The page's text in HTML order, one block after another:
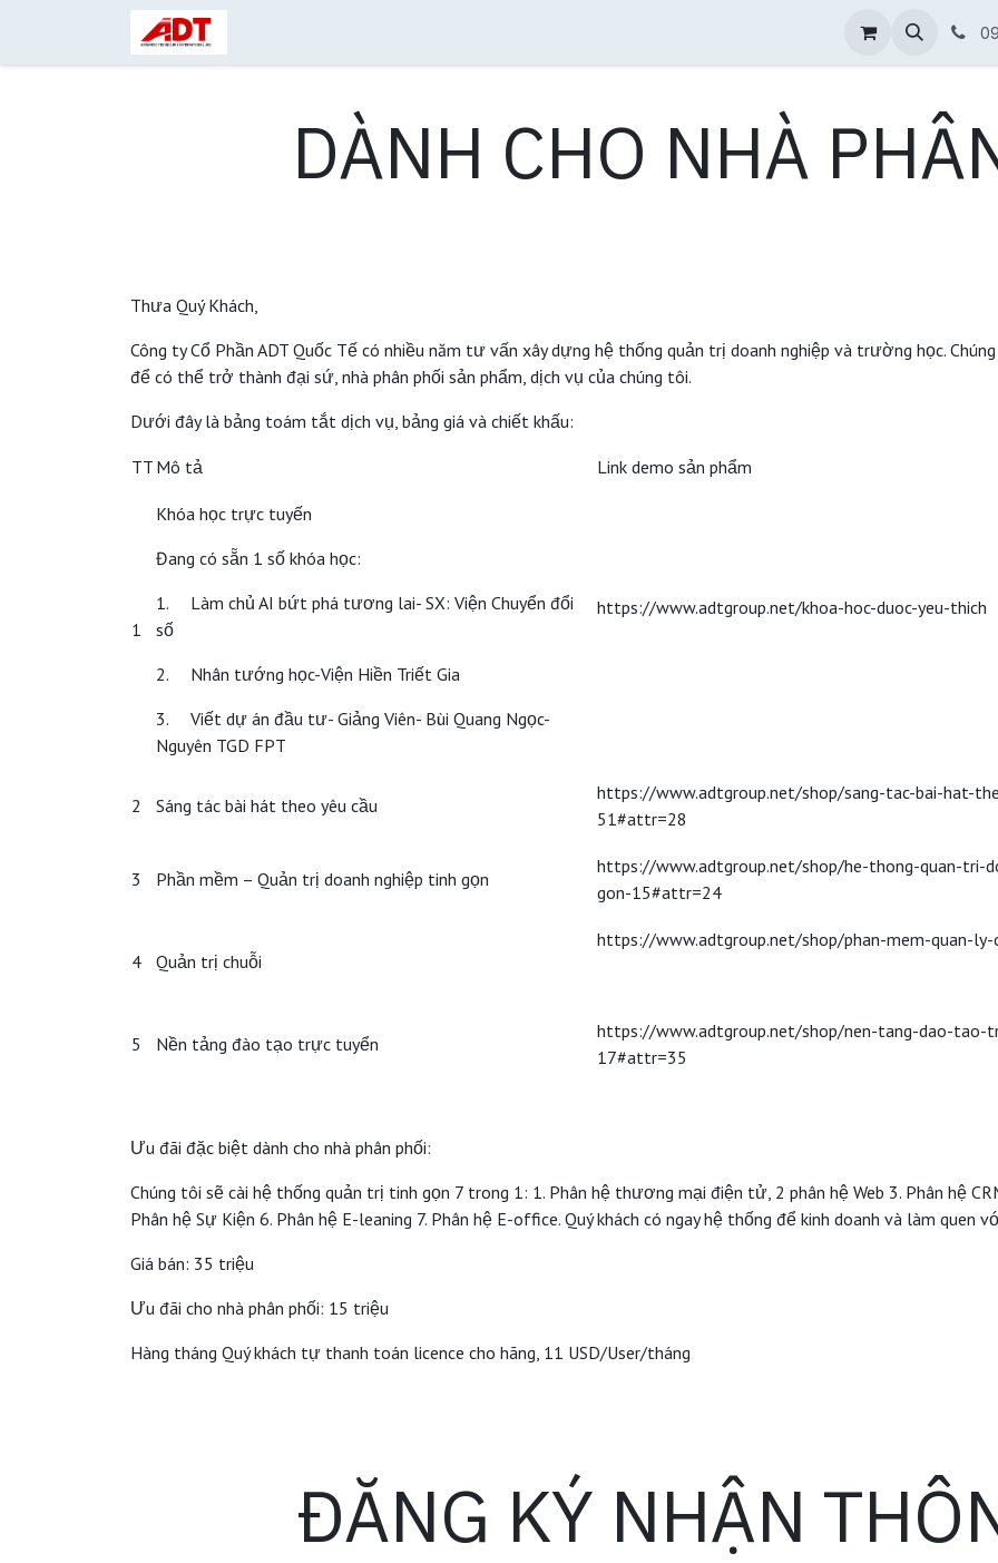
Phần mềm ERP
DÀNH CHO NHÀ
Thưa Quý Khách,
Công ty Cổ Phần ADT Quốc Tế có nhiều năm tư vấn xây dựng hệ thống quản trị doanh nghiệp và trường học.
để có thể trở thành đại sứ, nhà phân phối sản phẩm, dịch vụ của chúng tôi.
Dưới đây là bảng toám tắt dịch vụ, bảng giá và chiết khấu:
TT Mô tả Link demo sản phẩm
1
Khóa học trực tuyến
Đang có sẵn 1 số khóa học:
1. Làm chủ AI bứt phá tương lai- SX: Viện Chuyển đổi
số
2. Nhân tướng học-Viện Hiền Triết Gia
3. Viết dự án đầu tư- Giảng Viên- Bùi Quang Ngọc-
Nguyên TGD FPT
https://www.adtgroup.net/khoa-hoc-duoc-yeu-thich
2 Sáng tác bài hát theo yêu cầu
https://www.adtgroup.net/shop/sang-tac-bai-hat-
51#attr=28
3 Phần mềm – Quản trị doanh nghiệp tinh gọn
https://www.adtgroup.net/shop/he-thong-quan-tri-
gon-15#attr=24
4 Quản trị chuỗi
https://www.adtgroup.net/shop/phan-mem-quan-
5 Nền tảng đào tạo trực tuyển
https://www.adtgroup.net/shop/nen-tang-dao-tao-
17#attr=35
Ưu đãi đặc biệt dành cho nhà phân phối:
Chúng tôi sẽ cài hệ thống quản trị tinh gọn 7 trong 1: 1. Phân hệ thương mại điện tử, 2 phân hệ Web 3. Phân hệ
Phân hệ Sự Kiện 6. Phân hệ E-leaning 7. Phân hệ E-office. Quý khách có ngay hệ thống để kinh doanh và làm quen
Giá bán: 35 triệu
Ưu đãi cho nhà phân phối: 15 triệu
Hàng tháng Quý khách tự thanh toán licence cho hãng, 11 USD/User/tháng
ĐĂNG KÝ NHẬN